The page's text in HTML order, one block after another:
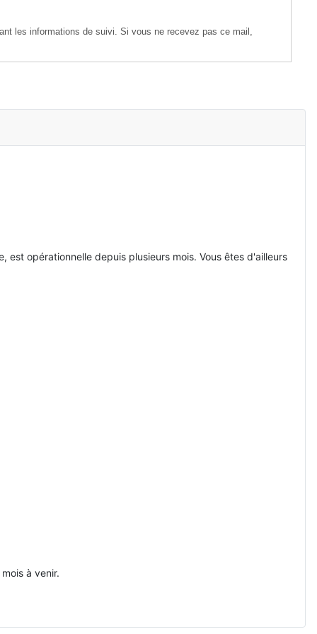
opérationnelle depuis plusieurs mois. Vous êtes d'ailleurs
à venir.
les informations de suivi. Si vous ne recevez pas ce mail,